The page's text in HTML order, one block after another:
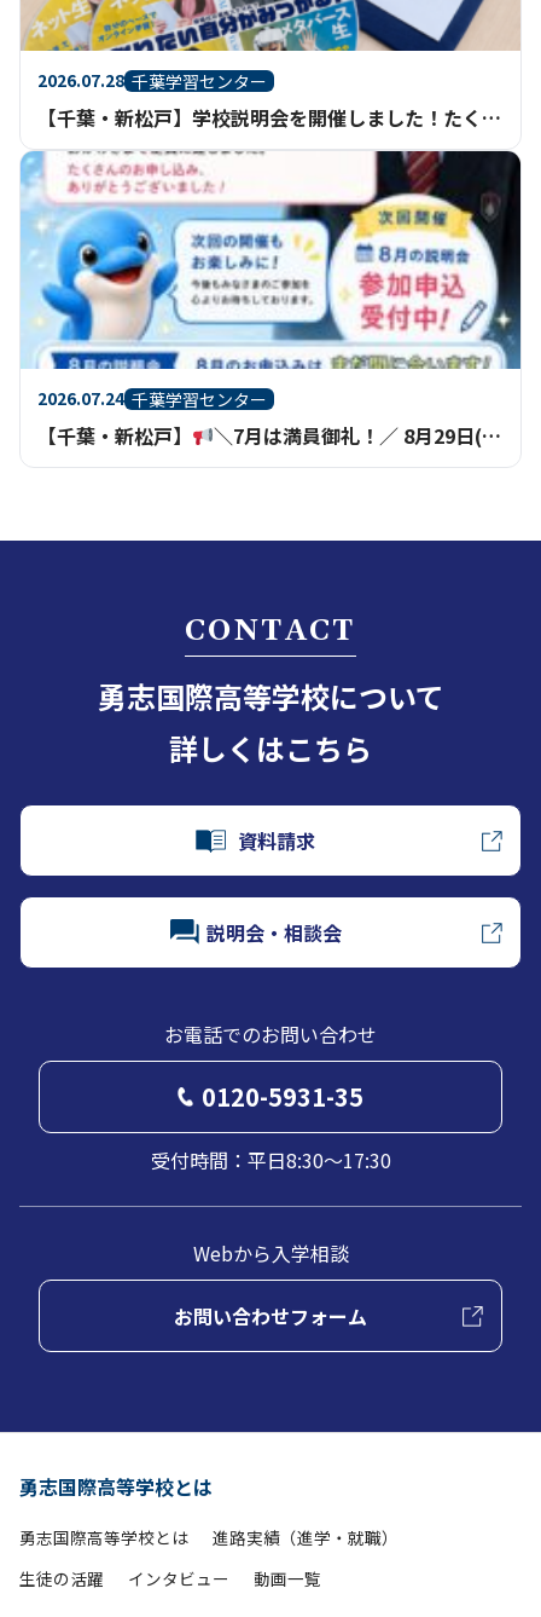
2026.07.28 千葉学習センター
【千葉・新松戸】学校説明会を開催しました！たくさんのご参加ありがとうございました
2026.07.24 千葉学習センター
【千葉・新松戸】 ＼7月は満員御礼！／ 8月29日(土)学校説明会の申込受付中
CONTACT
勇志国際高等学校について
詳しくはこちら
資料請求
説明会・相談会
お電話でのお問い合わせ
0120-5931-35
受付時間：平日8:30～17:30
Webから入学相談
お問い合わせフォーム
勇志国際高等学校とは
勇志国際高等学校とは
進路実績（進学・就職）
生徒の活躍
インタビュー 動画一覧